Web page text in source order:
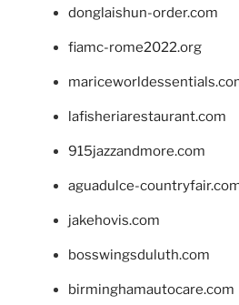
donglaishun-order.com
fiamc-rome2022.org
lafisheriarestaurant.com
915jazzandmore.com
aguadulce-
jakehovis.com
bosswingsduluth.com
birminghamautocare.com